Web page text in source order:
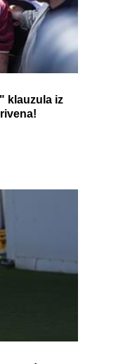
klauzula iz